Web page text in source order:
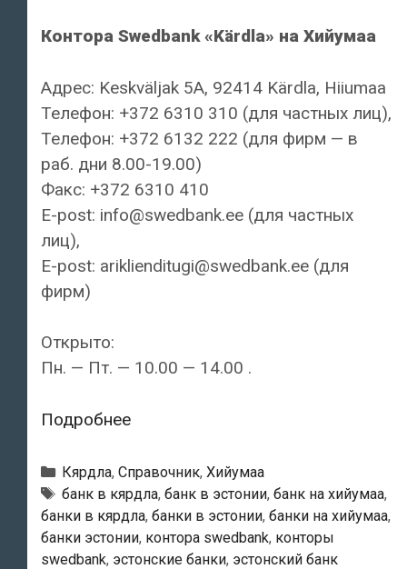
Контора Swedbank «Kärdla» на Хийумаа
Адрес: Keskväljak 5A, 92414 Kärdla, Hiiumaa
Телефон: +372 6310 310 (для частных лиц),
Телефон: +372 6132 222 (для фирм — в
раб. дни 8.00-19.00)
Факс: +372 6310 410
E-post: info@swedbank.ee (для частных
лиц),
E-post: ariklienditugi@swedbank.ee (для
фирм)
Открыто:
Пн. — Пт. — 10.00 — 14.00 .
ПодробнееSwedbank
Kärdla
kontor
Рубрики
Кярдла, Справочник, Хийумаа
Тэги
банк в кярдла, банк в эстонии, банк на хийумаа,
банки в кярдла, банки в эстонии, банки на хийумаа,
банки эстонии, контора swedbank, конторы
swedbank, эстонские банки, эстонский банк